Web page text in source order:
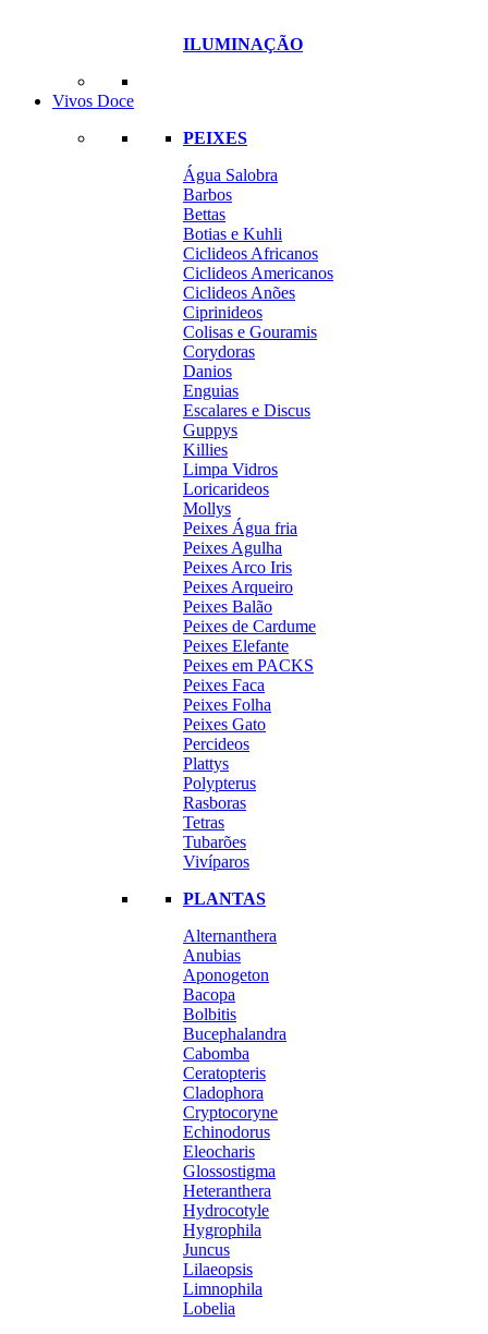
ILUMINAÇÃO
Vivos Doce
PEIXES
Água Salobra
Barbos
Bettas
Botias e Kuhli
Ciclideos Africanos
Ciclideos Americanos
Ciclideos Anões
Ciprinideos
Colisas e Gouramis
Corydoras
Danios
Enguias
Escalares e Discus
Guppys
Killies
Limpa Vidros
Loricarideos
Mollys
Peixes Água fria
Peixes Agulha
Peixes Arco Iris
Peixes Arqueiro
Peixes Balão
Peixes de Cardume
Peixes Elefante
Peixes em PACKS
Peixes Faca
Peixes Folha
Peixes Gato
Percideos
Plattys
Polypterus
Rasboras
Tetras
Tubarões
Vivíparos
PLANTAS
Alternanthera
Anubias
Aponogeton
Bacopa
Bolbitis
Bucephalandra
Cabomba
Ceratopteris
Cladophora
Cryptocoryne
Echinodorus
Eleocharis
Glossostigma
Heteranthera
Hydrocotyle
Hygrophila
Juncus
Lilaeopsis
Limnophila
Lobelia